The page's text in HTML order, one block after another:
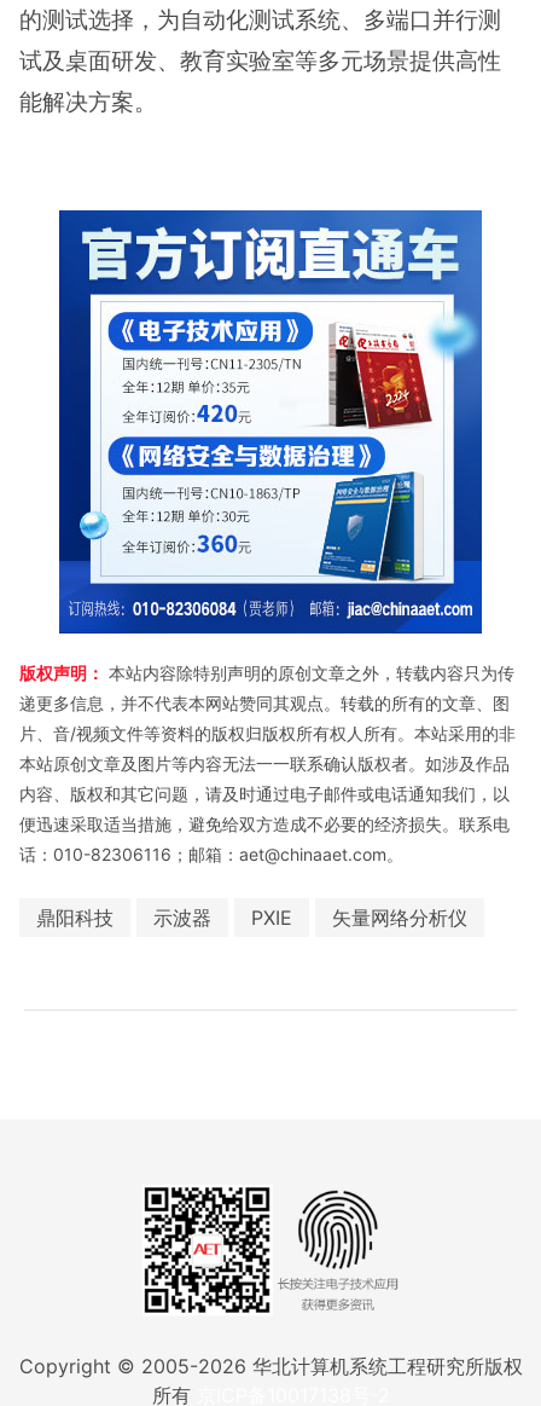
的测试选择，为自动化测试系统、多端口并行测
试及桌面研发、教育实验室等多元场景提供高性
能解决方案。
版权声明： 本站内容除特别声明的原创文章之外，转载内容只为传
递更多信息，并不代表本网站赞同其观点。转载的所有的文章、图
片、音/视频文件等资料的版权归版权所有权人所有。本站采用的非
本站原创文章及图片等内容无法一一联系确认版权者。如涉及作品
内容、版权和其它问题，请及时通过电子邮件或电话通知我们，以
便迅速采取适当措施，避免给双方造成不必要的经济损失。联系电
话：010-82306116；邮箱：aet@chinaaet.com。
鼎阳科技 示波器 PXIE 矢量网络分析仪
Copyright © 2005-2026 华北计算机系统工程研究所版权
所有